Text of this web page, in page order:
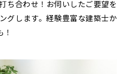
ち合わせ！ お伺いしたご要望を
グします。経験豊富な建築士か